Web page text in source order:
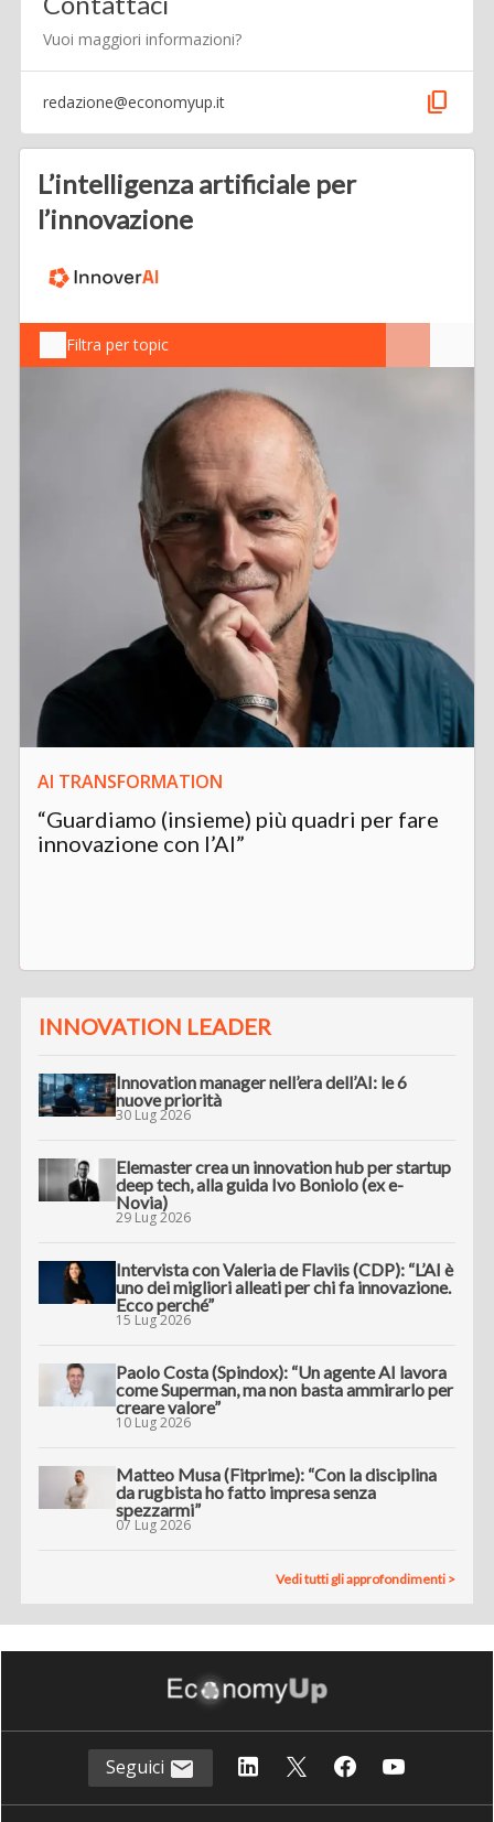
Vuoi maggiori informazioni?
redazione@economyup.it content_copy
L’intelligenza artificiale per
l’innovazione
Filtra per topic
AI TRANSFORMATION
“Guardiamo (insieme) più quadri per fare
innovazione con l’AI”
INNOVATION LEADER
Innovation manager nell’era dell’AI: le 6
nuove priorità
30 Lug 2026
Elemaster crea un innovation hub per startup
deep tech, alla guida Ivo Boniolo (ex e-
Novia)
29 Lug 2026
Intervista con Valeria de Flaviis (CDP): “L’AI è
uno dei migliori alleati per chi fa innovazione.
Ecco perché”
15 Lug 2026
Paolo Costa (Spindox): “Un agente AI lavora
come Superman, ma non basta ammirarlo per
creare valore”
10 Lug 2026
Matteo Musa (Fitprime): “Con la disciplina
da rugbista ho fatto impresa senza
spezzarmi”
07 Lug 2026
Vedi tutti gli approfondimenti >
Seguici